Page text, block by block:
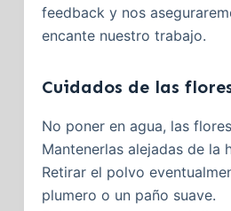
feedback y nos
encante nuestro trabajo.
Cuidados de las
No poner en agua, las
Mantenerlas alejadas de la
Retirar el polvo
plumero o un paño suave.